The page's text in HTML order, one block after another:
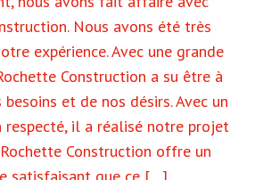
Nous avons été très
expérience. Avec une grande
Construction a su être à
besoins et de nos désirs. Avec un
respecté, il a réalisé notre projet
Construction offre un
satisfaisant que ce […]